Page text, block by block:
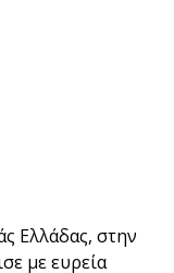
Ελλάδας, στην
με ευρεία